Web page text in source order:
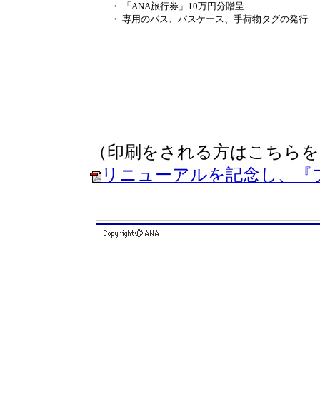
・ 「ANA旅行券」10万円分贈呈
・ 専用のパス、パスケース、手荷物タグの発行
（印刷をされる方はこちら
リニューアルを記念し、